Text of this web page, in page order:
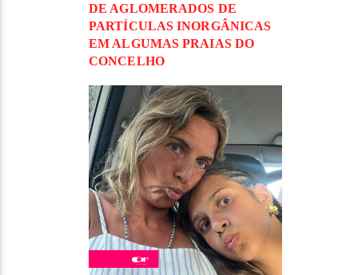
DE AGLOMERADOS DE
PARTÍCULAS INORGÂNICAS
EM ALGUMAS PRAIAS DO
CONCELHO